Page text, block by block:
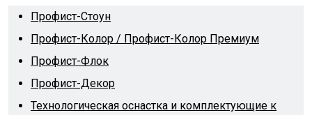
Профист-Стоун
Профист-Колор / Профист-Колор Премиум
Профист-Флок
Профист-Декор
Технологическая оснастка и комплектующие к